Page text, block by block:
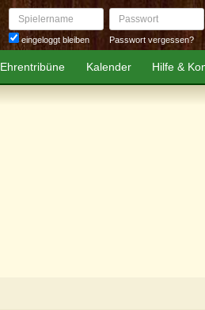
Spielername
eingeloggt bleiben
Passwort
Passwort vergessen?
Ehrentribüne Kalender Hilfe &